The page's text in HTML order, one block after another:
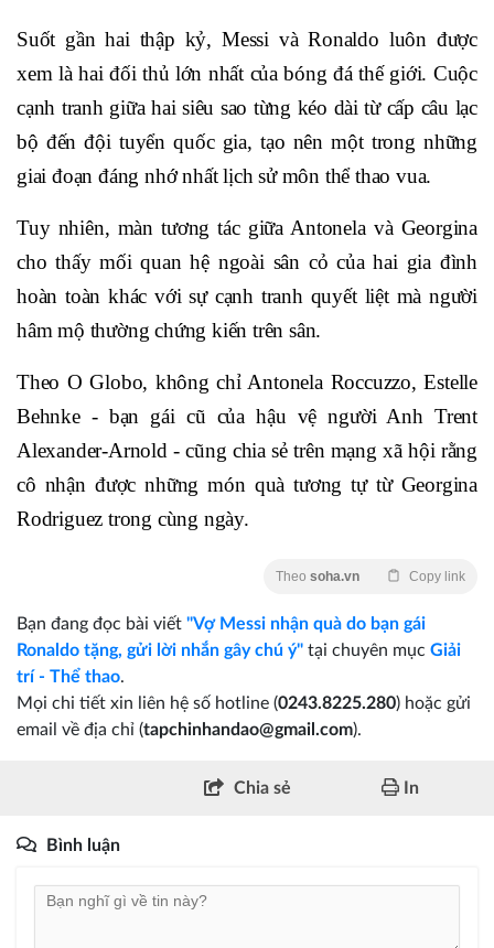
Suốt gần hai thập kỷ, Messi và Ronaldo luôn được
xem là hai đối thủ lớn nhất của bóng đá thế giới. Cuộc
cạnh tranh giữa hai siêu sao từng kéo dài từ cấp câu lạc
bộ đến đội tuyển quốc gia, tạo nên một trong những
giai đoạn đáng nhớ nhất lịch sử môn thể thao vua.
Tuy nhiên, màn tương tác giữa Antonela và Georgina
cho thấy mối quan hệ ngoài sân cỏ của hai gia đình
hoàn toàn khác với sự cạnh tranh quyết liệt mà người
hâm mộ thường chứng kiến trên sân.
Theo O Globo, không chỉ Antonela Roccuzzo, Estelle
Behnke - bạn gái cũ của hậu vệ người Anh Trent
Alexander-Arnold - cũng chia sẻ trên mạng xã hội rằng
cô nhận được những món quà tương tự từ Georgina
Rodriguez trong cùng ngày.
Theo soha.vn Copy link
Bạn đang đọc bài viết "Vợ Messi nhận quà do bạn gái
Ronaldo tặng, gửi lời nhắn gây chú ý" tại chuyên mục Giải
trí - Thể thao.
Mọi chi tiết xin liên hệ số hotline (0243.8225.280) hoặc gửi
email về địa chỉ (tapchinhandao@gmail.com).
Chia sẻ In
Bình luận